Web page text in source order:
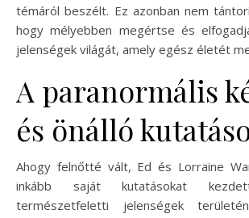
témáról beszélt. Ez azonban nem
hogy mélyebben megértse és
jelenségek világát, amely egész életét
A paranormális
és önálló
Ahogy felnőtté vált, Ed és Lorraine
inkább saját kutatásokat
természetfeletti jelenségek